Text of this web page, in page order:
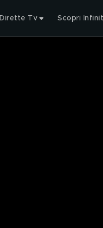
Dirette Tv Scopri